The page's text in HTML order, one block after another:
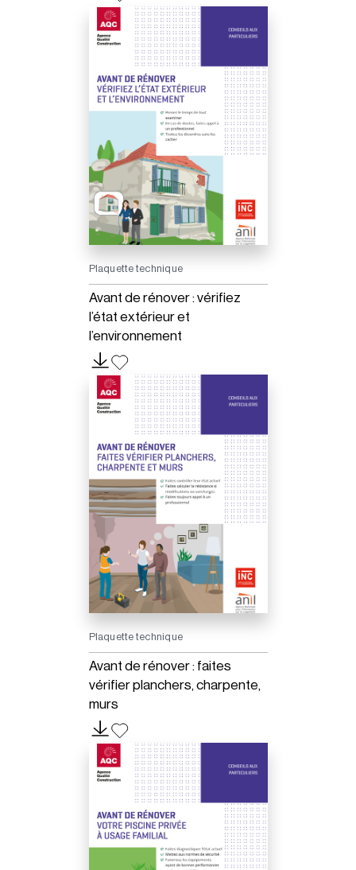
Plaquette technique
Avant de rénover : vérifiez
l’état extérieur et
l’environnement
Plaquette technique
Avant de rénover : faites
vérifier planchers, charpente,
murs